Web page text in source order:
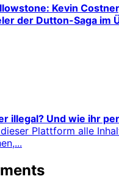
Kevin
der Dutton-Saga im
illegal? Und wie ihr
Plattform alle